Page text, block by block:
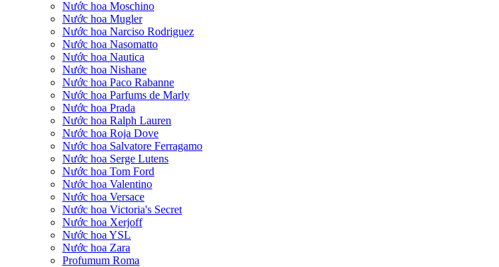
Nước hoa Moschino
Nước hoa Mugler
Nước hoa Narciso Rodriguez
Nước hoa Nasomatto
Nước hoa Nautica
Nước hoa Nishane
Nước hoa Paco Rabanne
Nước hoa Parfums de Marly
Nước hoa Prada
Nước hoa Ralph Lauren
Nước hoa Roja Dove
Nước hoa Salvatore Ferragamo
Nước hoa Serge Lutens
Nước hoa Tom Ford
Nước hoa Valentino
Nước hoa Versace
Nước hoa Victoria's Secret
Nước hoa Xerjoff
Nước hoa YSL
Nước hoa Zara
Profumum Roma